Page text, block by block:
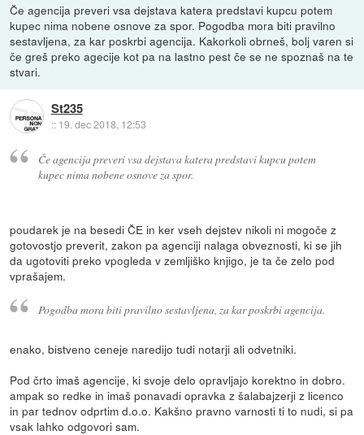
Če agencija preveri vsa dejstava katera predstavi kupcu potem
kupec nima nobene osnove za spor. Pogodba mora biti pravilno
sestavljena, za kar poskrbi agencija. Kakorkoli obrneš, bolj varen si
če greš preko agecije kot pa na lastno pest če se ne spoznaš na te
stvari.
St235
:: 19. dec 2018, 12:53
Če agencija preveri vsa dejstava katera predstavi kupcu potem
kupec nima nobene osnove za spor.
poudarek je na besedi ČE in ker vseh dejstev nikoli ni mogoče z
gotovostjo preverit, zakon pa agenciji nalaga obveznosti, ki se jih
da ugotoviti preko vpogleda v zemljiško knjigo, je ta če zelo pod
vprašajem.
Pogodba mora biti pravilno sestavljena, za kar poskrbi agencija.
enako, bistveno ceneje naredijo tudi notarji ali odvetniki.
Pod črto imaš agencije, ki svoje delo opravljajo korektno in dobro.
ampak so redke in imaš ponavadi opravka z šalabajzerji z licenco
in par tednov odprtim d.o.o. Kakšno pravno varnosti ti to nudi, si pa
vsak lahko odgovori sam.